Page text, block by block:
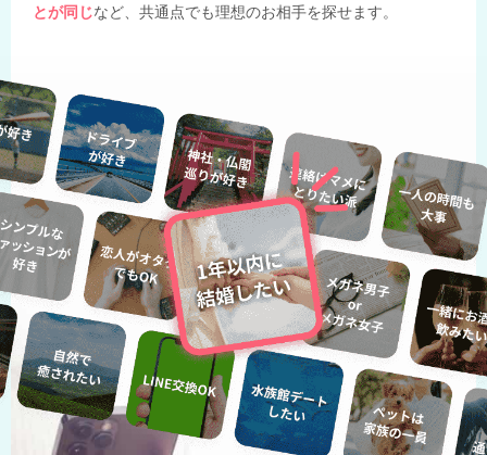
とが同じなど、共通点でも理想のお相手を探せます。